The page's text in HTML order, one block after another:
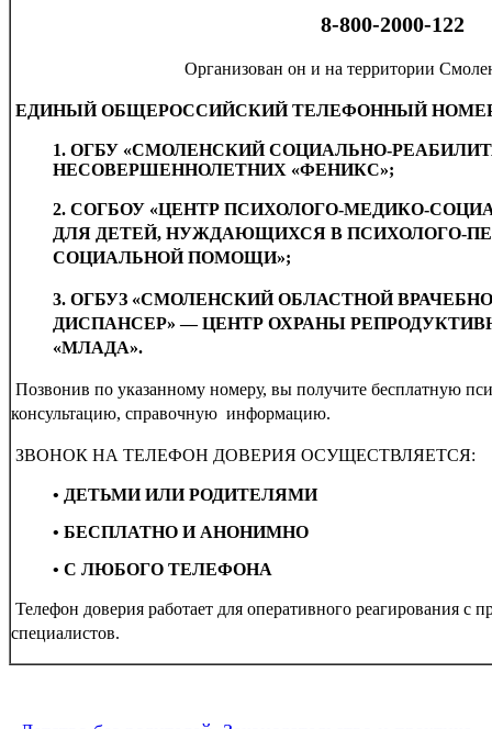
8-800-2000-122
Организован он и на территории
ЕДИНЫЙОБЩЕРОССИЙСКИЙ ТЕЛЕФОННЫЙ
1. ОГБУ «СМОЛЕНСКИЙ СОЦИАЛЬНО-
НЕСОВЕРШЕННОЛЕТНИХ «ФЕНИКС»;
2. СОГБОУ «ЦЕНТР ПСИХОЛОГО-МЕДИКО-
ДЛЯ ДЕТЕЙ, НУЖДАЮЩИХСЯ В ПСИХОЛОГО-
СОЦИАЛЬНОЙ ПОМОЩИ»;
3. ОГБУЗ «СМОЛЕНСКИЙ ОБЛАСТНОЙ
ДИСПАНСЕР» — ЦЕНТР ОХРАНЫ
«МЛАДА».
Позвонив по указанному номеру, вы получите бесплатную
консультацию, справочную информацию.
ЗВОНОК НА ТЕЛЕФОН ДОВЕРИЯ ОСУЩЕСТВЛЯЕТСЯ:
• ДЕТЬМИ ИЛИ РОДИТЕЛЯМИ
• БЕСПЛАТНО И АНОНИМНО
• С ЛЮБОГО ТЕЛЕФОНА
Телефон доверия работает для оперативного реагирования
специалистов.